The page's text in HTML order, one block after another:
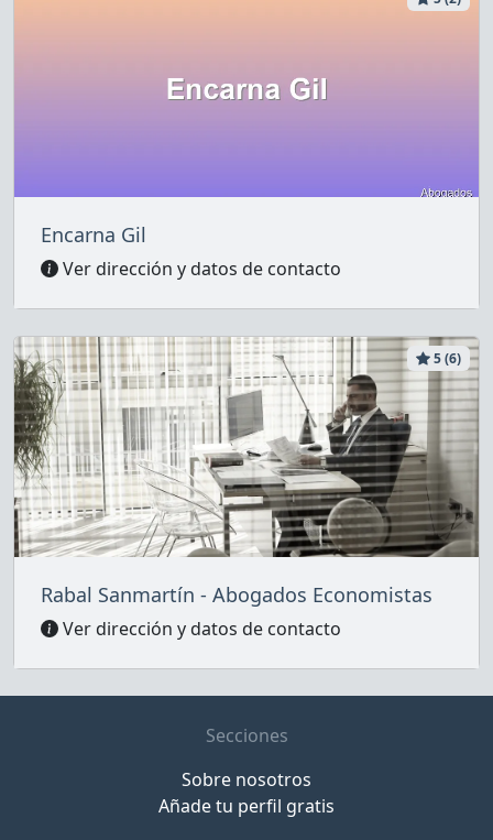
Encarna Gil
Ver dirección y datos de contacto
5 (6)
Rabal Sanmartín - Abogados Economistas
Ver dirección y datos de contacto
Secciones
Sobre nosotros
Añade tu perfil gratis